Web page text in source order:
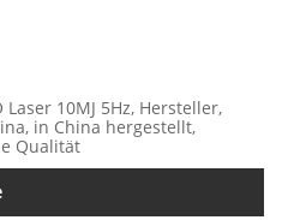
Laser 10MJ 5Hz, Hersteller,
in China hergestellt,
Qualität